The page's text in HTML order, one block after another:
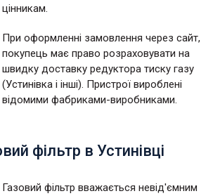
цінникам.
При оформленні замовлення через сайт,
покупець має право розраховувати на
швидку доставку редуктора тиску газу
(Устинівка і інші). Пристрої вироблені
відомими фабриками-виробниками.
фільтр в Устинівці
Газовий фільтр вважається невід'ємним